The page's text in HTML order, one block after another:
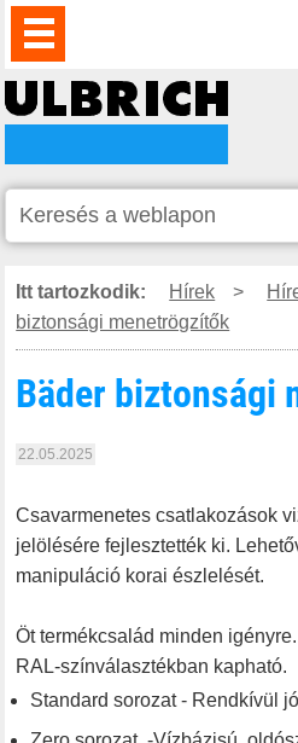
TERMÉKEK
HÍREK
LETÖLTÉS
VIDEÓK
PARTNEREINK
RÓLUNK
KAPCSOLAT
Itt tartozkodik: Hírek >
biztonsági menetrögzítők
Bäder biztonsági
22.05.2025
Csavarmenetes csatlakozások
jelölésére fejlesztették ki.
manipuláció korai észlelését.
Öt termékcsalád minden
RAL-színválasztékban kapható.
Standard sorozat - Rendkívül